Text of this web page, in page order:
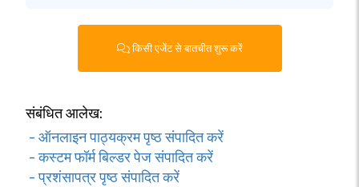
किसी एजेंट से बातचीत शुरू करें
संबंधित आलेख:
- ऑनलाइन पाठ्यक्रम पृष्ठ संपादित करें
- कस्टम फॉर्म बिल्डर पेज संपादित करें
- प्रशंसापत्र पृष्ठ संपादित करें